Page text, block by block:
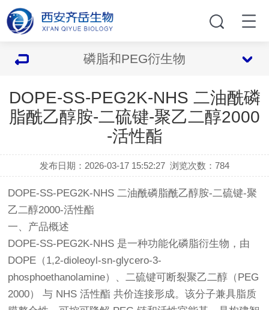
磷脂和PEG衍生物
DOPE-SS-PEG2K-NHS 二油酰磷
脂酰乙醇胺-二硫键-聚乙二醇2000
-活性酯
发布日期：2026-03-17 15:52:27 浏览次数：784
DOPE-SS-PEG2K-NHS 二油酰磷脂酰乙醇胺-二硫键-聚
乙二醇2000-活性酯
一、产品概述
DOPE-SS-PEG2K-NHS 是一种功能化磷脂衍生物，由
DOPE（1,2-dioleoyl-sn-glycero-3-
phosphoethanolamine）、二硫键可断裂聚乙二醇（PEG
2000） 与 NHS 活性酯 共价连接形成。该分子兼具脂质